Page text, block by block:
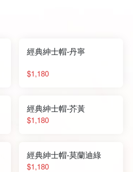
經典紳士帽-丹寧
$1,180
經典紳士帽-芥黃
$1,180
經典紳士帽-莫蘭迪綠
$1,180